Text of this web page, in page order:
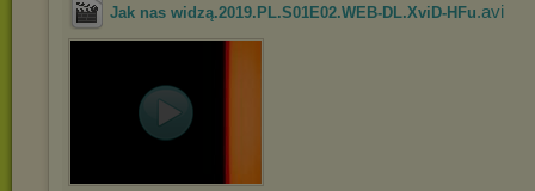
Jak nas widzą.2019.PL.S01E02.WEB-DL.XviD-HFu.avi